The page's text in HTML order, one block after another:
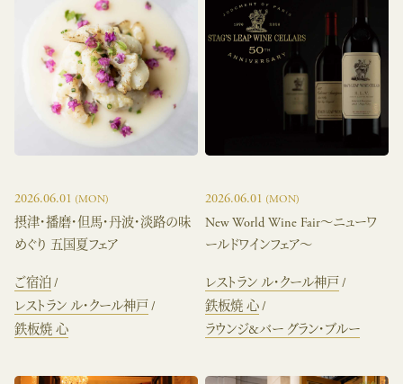
2026.06.01 (MON)
摂津・播磨・但馬・丹波・淡路の味
めぐり 五国夏フェア
ご宿泊
レストラン ル・クール神戸
鉄板焼 心
2026.06.01 (MON)
New World Wine Fair～ニューワ
ールドワインフェア～
レストラン ル・クール神戸
鉄板焼 心
ラウンジ&バー グラン・ブルー